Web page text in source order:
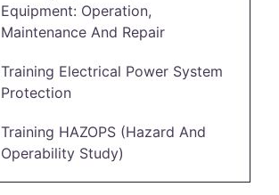
Equipment: Operation,
Maintenance And Repair
Training Electrical Power System
Protection
Training HAZOPS (Hazard And
Operability Study)